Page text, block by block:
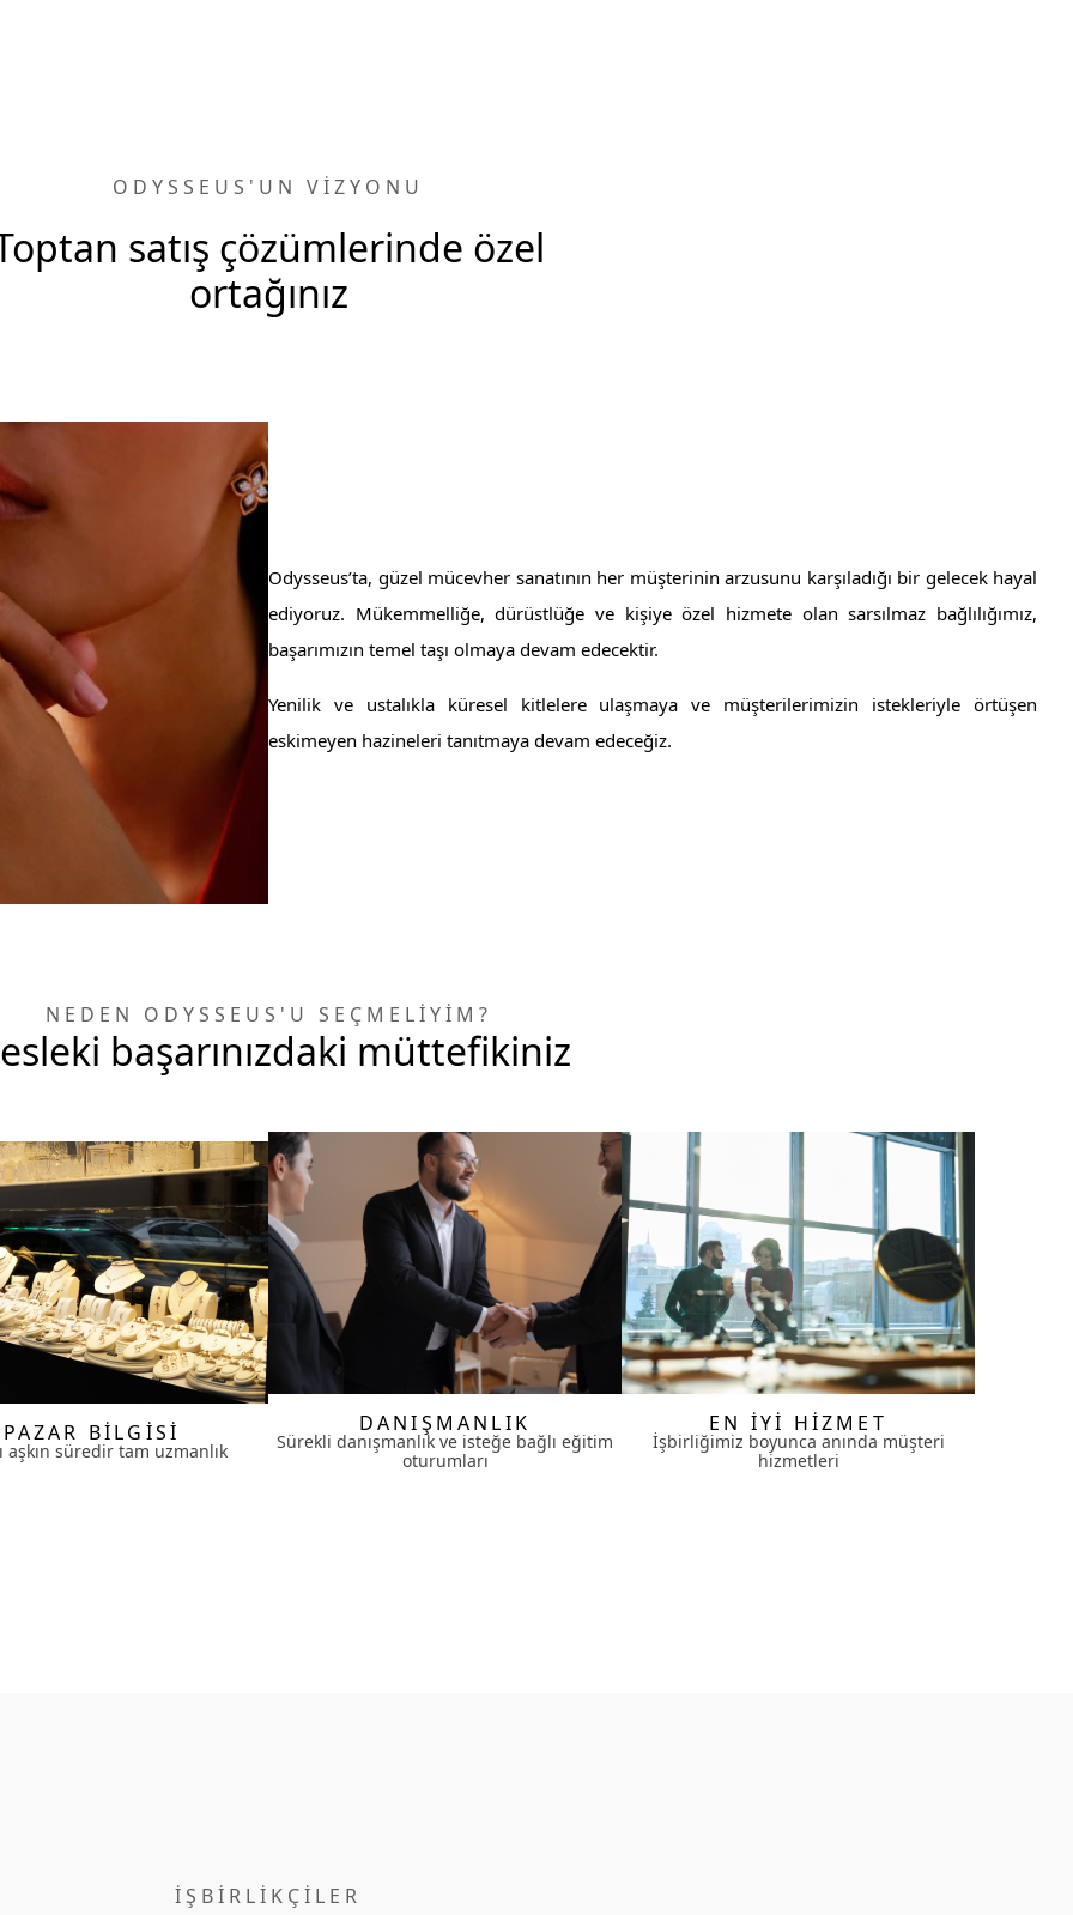
ODYSSEUS'UN VİZYONU
satış çözümlerinde özel
ortağınız
Odysseus’ta, güzel mücevher sanatının her müşterinin arzusunu karşıladığı bir gelecek hayal
ediyoruz. Mükemmelliğe, dürüstlüğe ve kişiye özel hizmete olan sarsılmaz bağlılığımız,
başarımızın temel taşı olmaya devam edecektir.
Yenilik ve ustalıkla küresel kitlelere ulaşmaya ve müşterilerimizin istekleriyle örtüşen
eskimeyen hazineleri tanıtmaya devam edeceğiz.
NEDEN ODYSSEUS'U SEÇMELİYİM?
başarınızdaki müttefikiniz
PAZAR BİLGİSİ
aşkın süredir tam uzmanlık
DANIŞMANLIK
Sürekli danışmanlık ve isteğe bağlı eğitim
oturumları
EN İYİ HİZMET
İşbirliğimiz boyunca anında müşteri
hizmetleri
IŞBIRLIKÇILER